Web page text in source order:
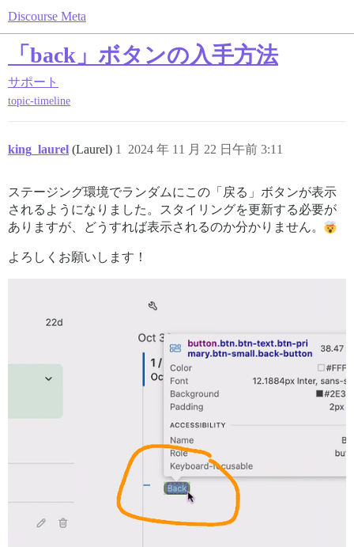
Discourse Meta
「back」ボタンの入手方法
サポート
topic-timeline
king_laurel (Laurel) 2024 年 11 月 22 日午前 3:11
1
ステージング環境でランダムにこの「戻る」ボタンが表示
されるようになりました。スタイリングを更新する必要が
ありますが、どうすれば表示されるのか分かりません。
よろしくお願いします！